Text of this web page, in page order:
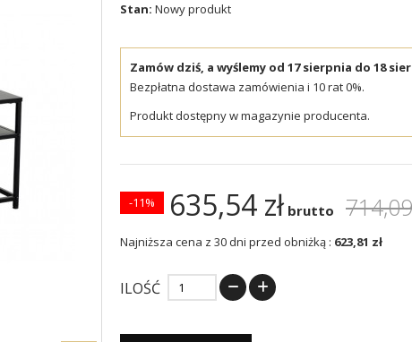
Stan: Nowy produkt
Zamów dziś, a wyślemy od 17 sierpnia do 18
Bezpłatna dostawa zamówienia i 10 rat 0%.
Produkt dostępny w magazynie producenta.
635,54 zł brutto
-11%
Najniższa cena z 30 dni przed obniżką : 623,81 zł
ILOŚĆ